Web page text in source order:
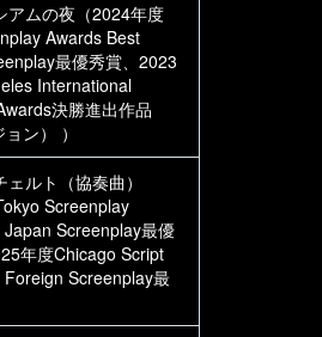
ムの夜（2024年度
Awards Best
最優秀賞、2023
International
決勝進出作品
ン） ）
ルト（協奏曲）
Screenplay
Screenplay最優
年度Chicago Script
Screenplay最